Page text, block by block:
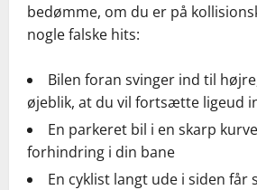
bedømme, om du er på
nogle falske hits:
Bilen foran svinger ind til
øjeblik, at du vil fortsætte ligeud
En parkeret bil i en skarp
forhindring i din bane
En cyklist langt ude i siden får